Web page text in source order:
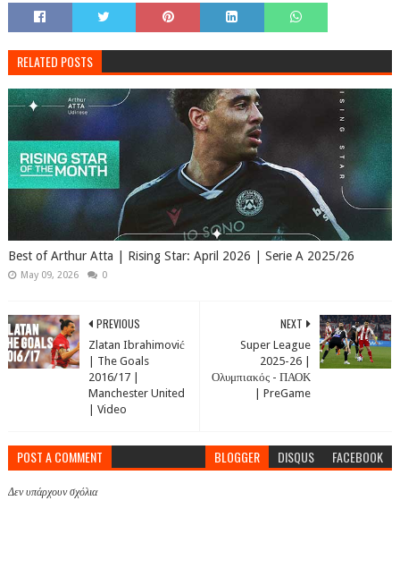
RELATED POSTS
Best of Arthur Atta | Rising Star: April 2026 | Serie A 2025/26
May 09, 2026 0
NEXT
Super League
2025-26 |
Ολυμπιακός - ΠΑΟΚ
| PreGame
PREVIOUS
Zlatan Ibrahimović
| The Goals
2016/17 |
Manchester United
| Video
POST A COMMENT BLOGGER DISQUS FACEBOOK
Δεν υπάρχουν σχόλια